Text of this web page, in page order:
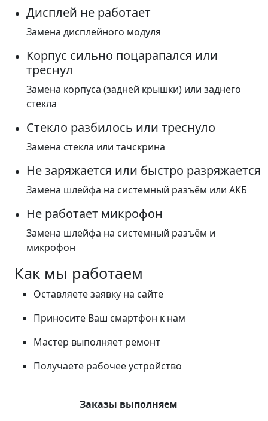
Дисплей не работает
Замена дисплейного модуля
Корпус сильно поцарапался или
треснул
Замена корпуса (задней крышки) или заднего
стекла
Стекло разбилось или треснуло
Замена стекла или тачскрина
Не заряжается или быстро разряжается
Замена шлейфа на системный разъём или АКБ
Не работает микрофон
Замена шлейфа на системный разъём и
микрофон
Как мы работаем
Оставляете заявку на сайте
Приносите Ваш смартфон к нам
Мастер выполняет ремонт
Получаете рабочее устройство
Заказы выполняем